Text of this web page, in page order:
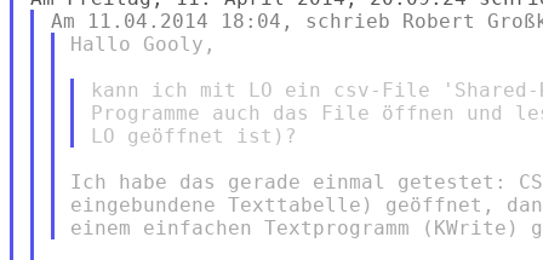
Hallo Gooly,
kann ich mit LO ein csv-File 'Shared-
Programme auch das File öffnen und
Ich habe das gerade einmal getestet:
eingebundene Texttabelle) geöffnet,